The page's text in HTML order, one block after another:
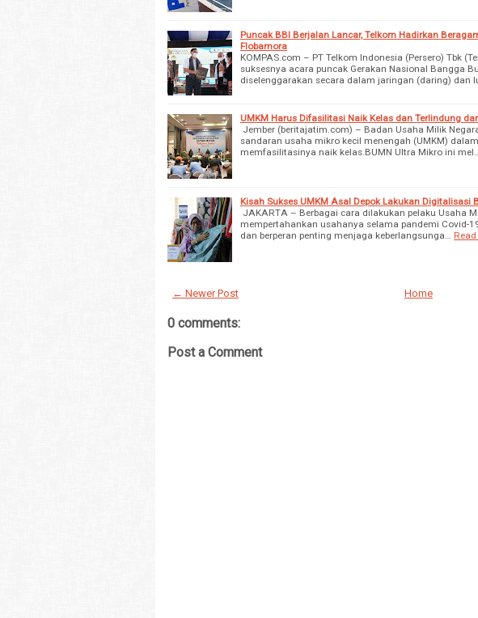
Puncak BBI Berjalan Lancar, Telkom Hadirkan
Flobamora
KOMPAS.com – PT Telkom Indonesia (Persero) Tbk
suksesnya acara puncak Gerakan Nasional Bangga
diselenggarakan secara dalam jaringan (daring) dan
UMKM Harus Difasilitasi Naik Kelas dan Terlindung
Jember (beritajatim.com) – Badan Usaha Milik
sandaran usaha mikro kecil menengah (UMKM)
memfasilitasinya naik kelas.BUMN Ultra Mikro ini mel…
Kisah Sukses UMKM Asal Depok Lakukan Digitalisasi
JAKARTA – Berbagai cara dilakukan pelaku Usaha
mempertahankan usahanya selama pandemi Covid-
dan berperan penting menjaga keberlangsunga…
← Newer Post Home
0 comments:
Post a Comment